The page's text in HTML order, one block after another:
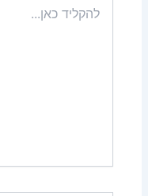
כאן...